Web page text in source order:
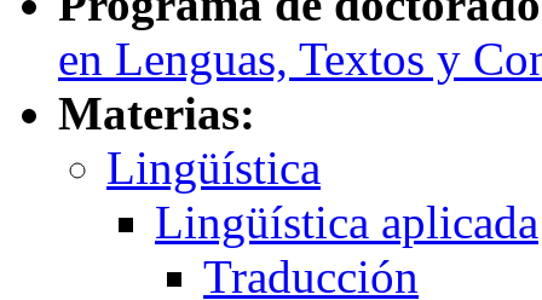
en Lenguas, Textos y
Materias:
Lingüística
Lingüística aplicada
Traducción